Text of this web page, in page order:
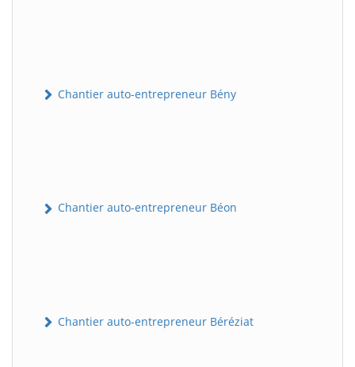
Chantier auto-entrepreneur Bény
Chantier auto-entrepreneur Béon
Chantier auto-entrepreneur Béréziat